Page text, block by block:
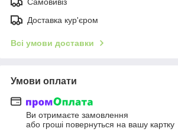
Доставка кур'єром
Всі умови доставки
Умови оплати
Ви отримаєте замовлення
або гроші повернуться на вашу картку